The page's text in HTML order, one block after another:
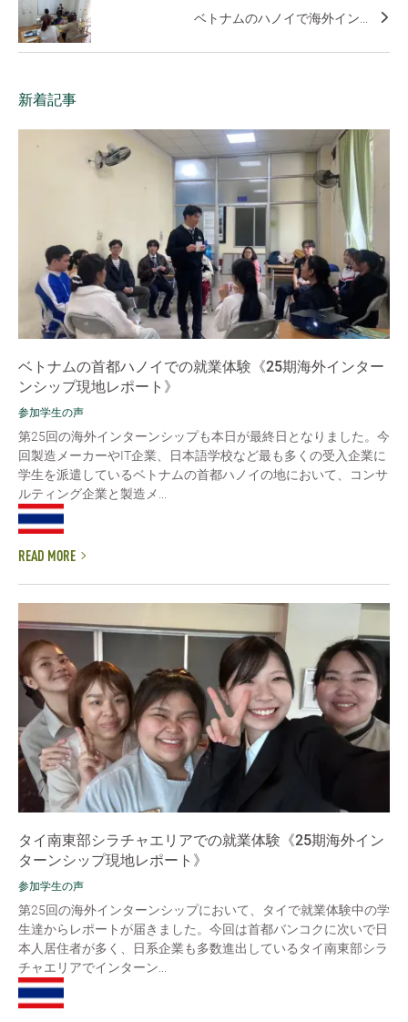
ベトナムのハノイで海外イン...
新着記事
ベトナムの首都ハノイでの就業体験《25期海外インター
ンシップ現地レポート》
参加学生の声
第25回の海外インターンシップも本日が最終日となりました。今
回製造メーカーやIT企業、日本語学校など最も多くの受入企業に
学生を派遣しているベトナムの首都ハノイの地において、コンサ
ルティング企業と製造メ...
READ MORE
タイ南東部シラチャエリアでの就業体験《25期海外イン
ターンシップ現地レポート》
参加学生の声
第25回の海外インターンシップにおいて、タイで就業体験中の学
生達からレポートが届きました。今回は首都バンコクに次いで日
本人居住者が多く、日系企業も多数進出しているタイ南東部シラ
チャエリアでインターン...